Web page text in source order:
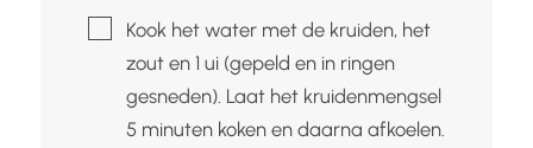
▢Kook het water met de kruiden, het
zout en 1 ui (gepeld en in ringen
gesneden). Laat het kruidenmengsel
5 minuten koken en daarna afkoelen.